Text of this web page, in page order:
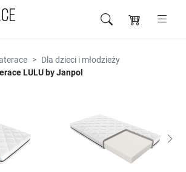
Dla dzieci i młodzieży
LULU by Janpol